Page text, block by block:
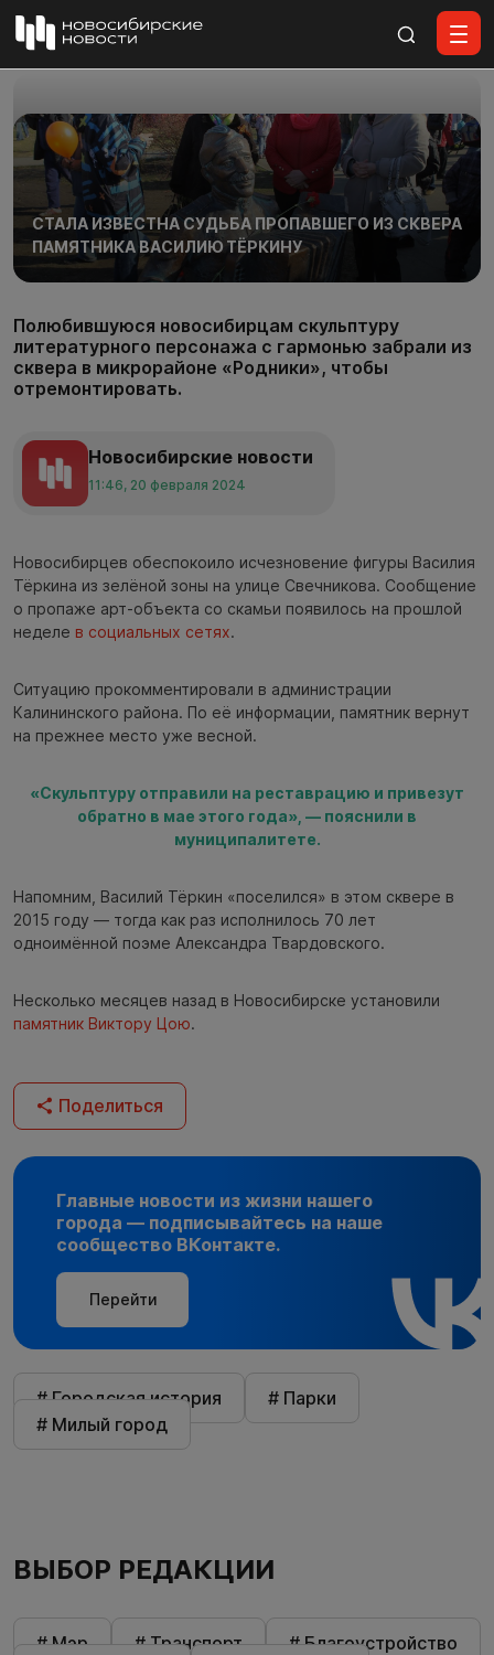
СТАЛА ИЗВЕСТНА СУДЬБА ПРОПАВШЕГО ИЗ СКВЕРА
ПАМЯТНИКА ВАСИЛИЮ ТЁРКИНУ
Полюбившуюся новосибирцам скульптуру
литературного персонажа с гармонью забрали из
сквера в микрорайоне «Родники», чтобы
отремонтировать.
Новосибирские новости
11:46, 20 февраля 2024
Новосибирцев обеспокоило исчезновение фигуры Василия
Тёркина из зелёной зоны на улице Свечникова. Сообщение
о пропаже арт-объекта со скамьи появилось на прошлой
неделе в социальных сетях.
Ситуацию прокомментировали в администрации
Калининского района. По её информации, памятник вернут
на прежнее место уже весной.
«Скульптуру отправили на реставрацию и привезут
обратно в мае этого года», — пояснили в
муниципалитете.
Напомним, Василий Тёркин «поселился» в этом сквере в
2015 году — тогда как раз исполнилось 70 лет
одноимённой поэме Александра Твардовского.
Несколько месяцев назад в Новосибирске установили
памятник Виктору Цою.
Поделиться
Главные новости из жизни нашего
города — подписывайтесь на наше
сообщество ВКонтакте.
Перейти
# Городская история
# Парки
# Милый город
ВЫБОР РЕДАКЦИИ
# Мэр # Транспорт
# Благоустройство